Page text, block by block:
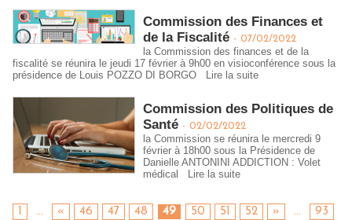
Commission des Finances et
de la Fiscalité - 07/02/2022
la Commission des finances et de la
fiscalité se réunira le jeudi 17 février à 9h00 en visioconférence sous la
présidence de Louis POZZO DI BORGO
Lire la suite
Commission des Politiques de
Santé - 02/02/2022
la Commission se réunira le mercredi 9
février à 18h00 sous la Présidence de
Danielle ANTONINI ADDICTION : Volet
médical
Lire la suite
1 ... « 46 47 48 49 50 51 52 » ... 93